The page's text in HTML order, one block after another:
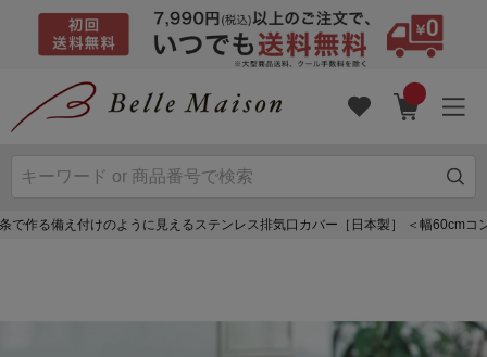
で作る備え付けのように見えるステンレス排気口カバー［日本製］ ＜幅60cmコ